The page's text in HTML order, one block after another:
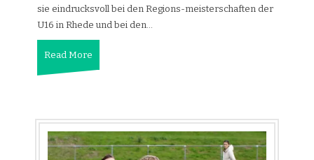
sie eindrucksvoll bei den Regions-meisterschaften der
U16 in Rhede und bei den…
Read More